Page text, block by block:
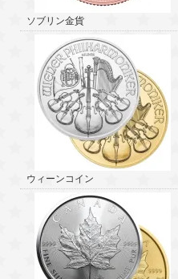
ソブリン金貨
ウィーンコイン